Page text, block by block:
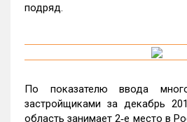
подряд.
По показателю ввода
застройщиками за декабрь
область занимает 2‑е место в